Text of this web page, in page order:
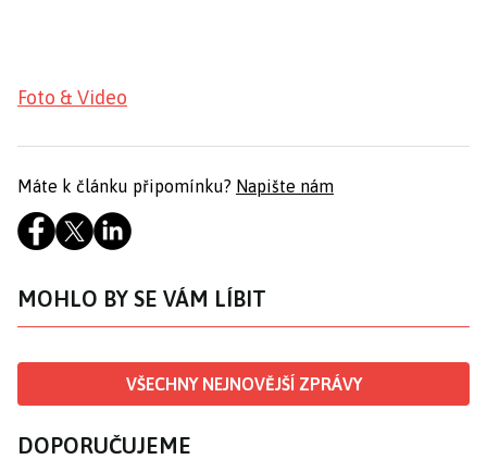
Foto & Video
Máte k článku připomínku? Napište nám
MOHLO BY SE VÁM LÍBIT
VŠECHNY NEJNOVĚJŠÍ ZPRÁVY
DOPORUČUJEME